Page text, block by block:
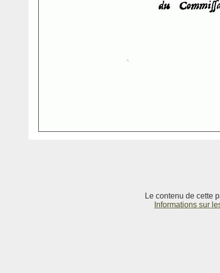
Le contenu de cette
Informations sur